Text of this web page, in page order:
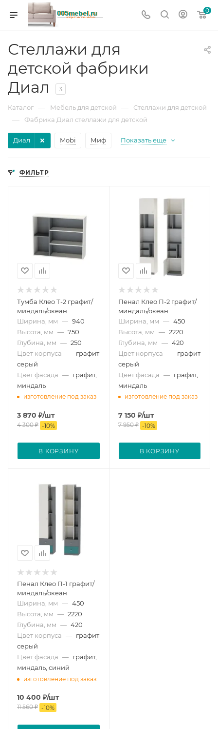
0
Стеллажи для
детской фабрики
Диал
3
Каталог — Мебель для детской — Стеллажи для детской
— Фабрика Диал стеллажи для детской
Диал Mobi Миф Показать еще
ФИЛЬТР
Тумба Клео Т-2 графит/
миндаль/океан
Ширина, мм — 940
Высота, мм — 750
Глубина, мм — 250
Цвет корпуса — графит
серый
Цвет фасада — графит,
миндаль
изготовление под заказ
3 870 ₽/шт
4 300₽ -10%
В КОРЗИНУ
Пенал Клео П-2 графит/
миндаль/океан
Ширина, мм — 450
Высота, мм — 2220
Глубина, мм — 420
Цвет корпуса — графит
серый
Цвет фасада — графит,
миндаль
изготовление под заказ
7 150 ₽/шт
7 950₽ -10%
В КОРЗИНУ
Пенал Клео П-1 графит/
миндаль/океан
Ширина, мм — 450
Высота, мм — 2220
Глубина, мм — 420
Цвет корпуса — графит
серый
Цвет фасада — графит,
миндаль, синий
изготовление под заказ
10 400 ₽/шт
11 560₽ -10%